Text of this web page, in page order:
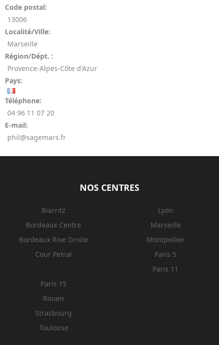
Code postal:
13006
Localité/Ville:
Marseille
Région/Dépt. :
Provence-Alpes-Côte d'Azur
Pays:
Téléphone:
04 96 11 07 20
E-mail:
phil@sagemars.fr
NOS CENTRES
Biarritz
Bordeaux Centre
Bordeaux Rive Droite
Cour Petral
Lyon
Marseille
Montpellier
Paris 5
Paris 11
Paris 15
Rouen
Strasbourg
Toulouse